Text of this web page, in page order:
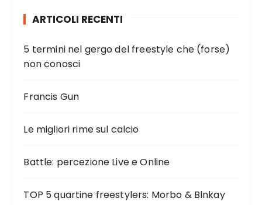
ARTICOLI RECENTI
5 termini nel gergo del freestyle che (forse)
non conosci
Francis Gun
Le migliori rime sul calcio
Battle: percezione Live e Online
TOP 5 quartine freestylers: Morbo & Blnkay